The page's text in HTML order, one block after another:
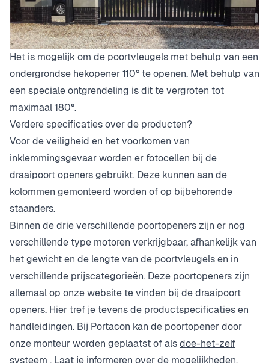
Het is mogelijk om de poortvleugels met behulp van een
ondergrondse hekopener110° te openen. Met behulp van
een speciale ontgrendeling is dit te vergroten tot
maximaal 180°.
Verdere specificaties over de producten?
Voor de veiligheid en het voorkomen van
inklemmingsgevaar worden er fotocellen bij de
draaipoort openers gebruikt. Deze kunnen aan de
kolommen gemonteerd worden of op bijbehorende
staanders.
Binnen de drie verschillende poortopeners zijn er nog
verschillende type motoren verkrijgbaar, afhankelijk van
het gewicht en de lengte van de poortvleugels en in
verschillende prijscategorieën. Deze poortopeners zijn
allemaal op onze website te vinden bij dedraaipoort
openers. Hier tref je tevens de productspecificaties en
handleidingen. Bij Portacon kan de poortopener door
onze monteur worden geplaatst of alsdoe-het-zelf
systeem . Laat je informeren over de mogelijkheden.